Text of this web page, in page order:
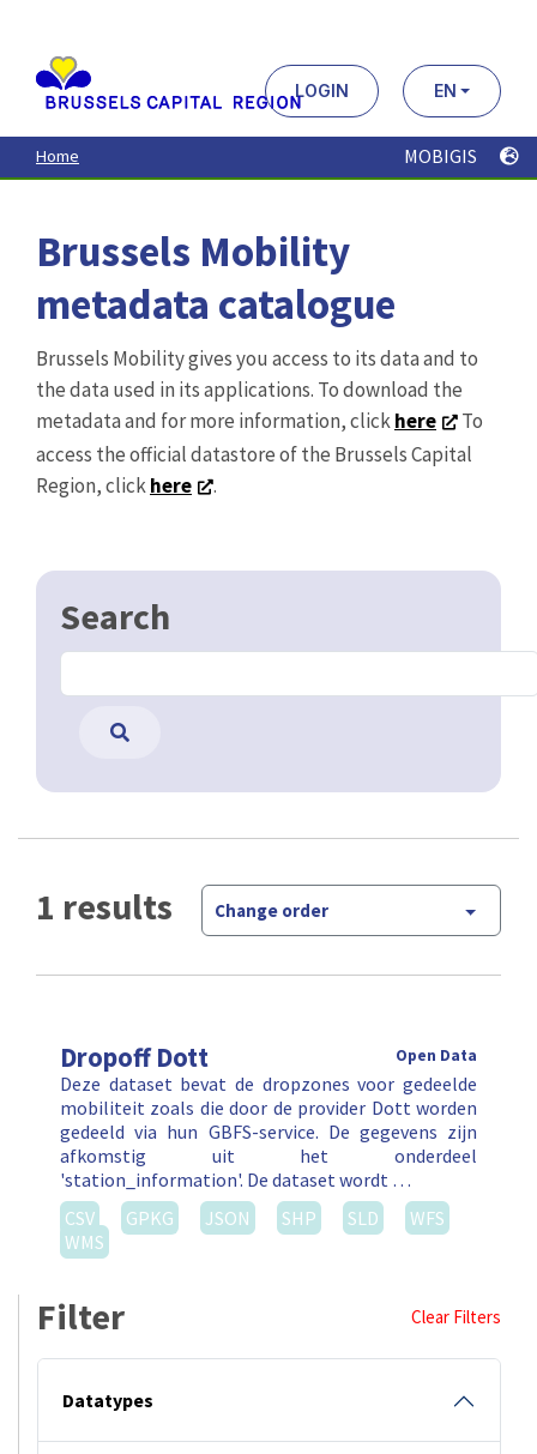
contenu
principal
LOGIN EN
Home MOBIGIS
Brussels Mobility
metadata catalogue
Brussels Mobility gives you access to its data and to
the data used in its applications. To download the
metadata and for more information, clickhere
To
access the official datastore of the Brussels Capital
Region, clickhere .
Search
1 results Change order
Dropoff Dott Open Data
Deze dataset bevat de dropzones voor gedeelde
mobiliteit zoals die door de provider Dott worden
gedeeld via hun GBFS-service. De gegevens zijn
afkomstig uit het onderdeel
'station_information'. De dataset wordt …
CSV
GPKG JSON SHP SLD
WFS
WMS
Filter Clear Filters
Datatypes